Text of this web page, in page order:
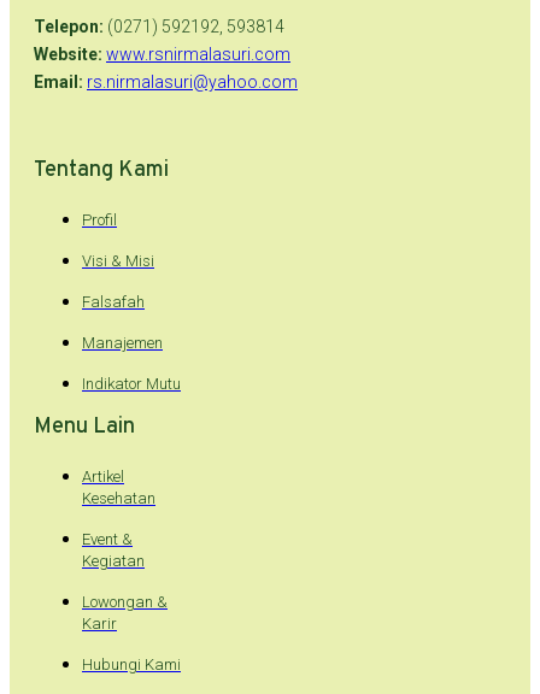
Telepon: (0271) 592192, 593814
Website: www.rsnirmalasuri.com
Email: rs.nirmalasuri@yahoo.com
Tentang Kami
Profil
Visi & Misi
Falsafah
Manajemen
Indikator Mutu
Menu Lain
Artikel
Kesehatan
Event &
Kegiatan
Lowongan &
Karir
Hubungi Kami